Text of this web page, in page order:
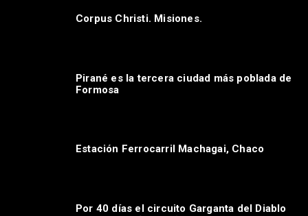
Corpus Christi. Misiones.
Pirané es la tercera ciudad más poblada de
Formosa
Estación Ferrocarril Machagai, Chaco
Por 40 días el circuito Garganta del Diablo